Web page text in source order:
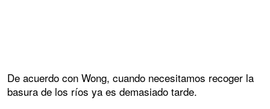
De acuerdo con Wong, cuando necesitamos recoger la
basura de los ríos ya es demasiado tarde.